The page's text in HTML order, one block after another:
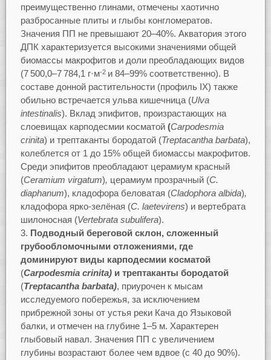
преимущественно глинами, отмечены хаотично
разбросанные плиты и глыбы конгломератов.
Значения ПП не превышают 20–40%. Акватория этого
ДПК характеризуется высокими значениями общей
биомассы макрофитов и доли преобладающих видов
(7 500,0–7 784,1 г·м-2 и 84–99% соответственно). В
составе донной растительности (профиль IХ) также
обильно встречается ульва кишечница (Ulva
intestinalis). Вклад эпифитов, произрастающих на
слоевищах карподесмии косматой(Carpodesmia
crinita) и трептаканты бородатой (Treptacantha barbata),
колеблется от 1 до 15% общей биомассы макрофитов.
Cреди эпифитов преобладают церамиум красный
(Ceramium virgatum), церамиум прозрачный (C.
diaphanum), кладофора беловатая (Cladophora albida),
кладофора ярко-зелёная (C. laetevirens) и вертебрата
шилоносная (Vertebrata subulifera).
3. Подводный береговой склон, сложенный
грубообломочными отложениями, где
доминируют виды карподесмии косматой
(Carpodesmia crinita) и трептаканты бородатой
(Treptacantha barbata), приурочен к мысам
исследуемого побережья, за исключением
прибрежной зоны от устья реки Кача до Языковой
балки, и отмечен на глубине 1–5 м. Характерен
глыбовый навал. Значения ПП с увеличением
глубины возрастают более чем вдвое (с 40 до 90%).